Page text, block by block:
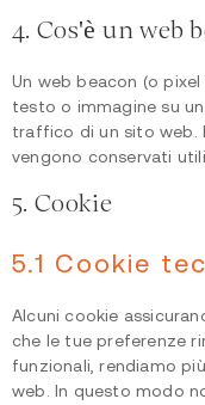
4. Cos'è un web
Un web beacon (o
testo o immagine su
traffico di un sito web.
vengono conservati
5. Cookie
5.1 Cookie
Alcuni cookie
che le tue preferenze
funzionali, rendiamo
web. In questo modo